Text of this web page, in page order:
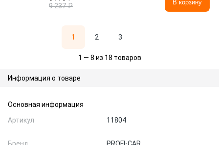
9 237 ₽
В корзину
1 2 3
1 — 8 из 18 товаров
Информация о товаре
Основная информация
Артикул
11804